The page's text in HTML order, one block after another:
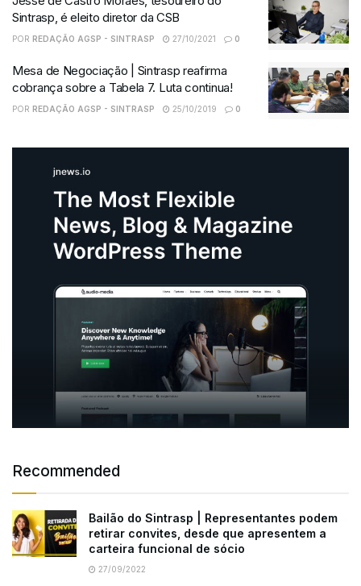
Sintrasp, é eleito diretor da CSB
POR REDAÇÃO AGSP - SINTRASP 27/10/2021 0
Mesa de Negociação | Sintrasp reafirma
cobrança sobre a Tabela 7. Luta continua!
POR REDAÇÃO AGSP - SINTRASP 25/10/2019 0
Recommended
Bailão do Sintrasp | Representantes podem
retirar convites, desde que apresentem a
carteira funcional de sócio
27/09/2022